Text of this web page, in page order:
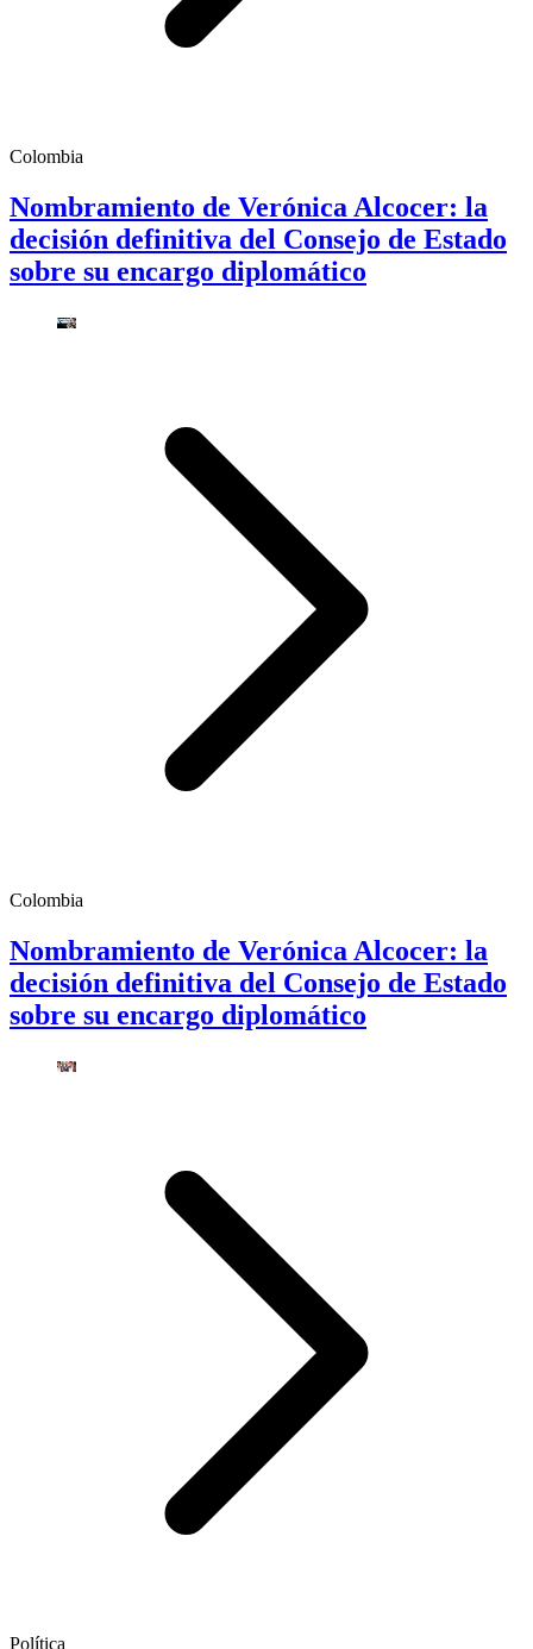
Colombia
Nombramiento de Verónica Alcocer: la
decisión definitiva del Consejo de Estado
sobre su encargo diplomático
Colombia
Nombramiento de Verónica Alcocer: la
decisión definitiva del Consejo de Estado
sobre su encargo diplomático
Política